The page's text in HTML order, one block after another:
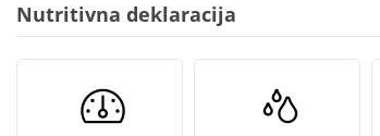
Nutritivna deklaracija